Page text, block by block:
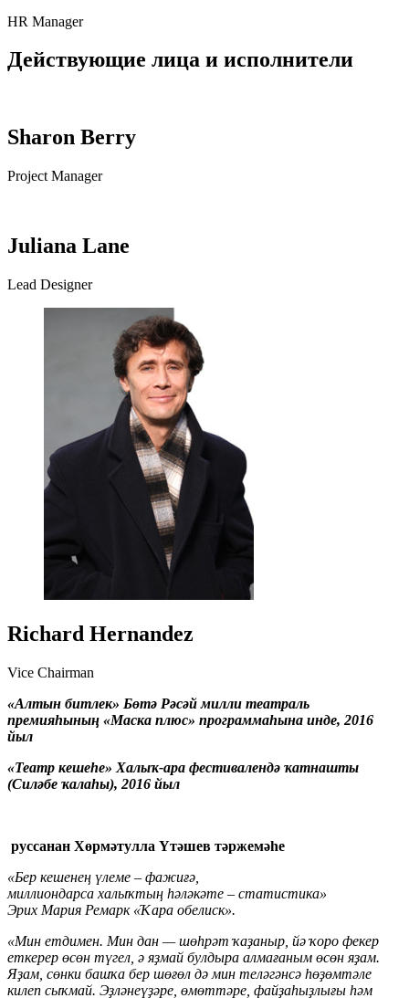
HR Manager
Действующие лица и исполнители
Sharon Berry
Project Manager
Juliana Lane
Lead Designer
Richard Hernandez
Vice Chairman
«Алтын битлек» Бөтә Рәсәй милли театраль
премияһының «Маска плюс» программаһына инде, 2016
йыл
«Театр кешеһе» Халыҡ-ара фестивалендә ҡатнашты
(Силәбе ҡалаһы), 2016 йыл
руссанан Хөрмәтулла Үтәшев тәржемәһе
«Бер кешенең үлеме – фажиғә,
миллиондарса халыҡтың һәләкәте – статистика»
Эрих Мария Ремарк «Ҡара обелиск».
«Мин етдимен. Мин дан — шөһрәт ҡаҙаныр, йә ҡоро фекер
еткерер өсөн түгел, ә яҙмай булдыра алмағаным өсөн яҙам.
Яҙам, сөнки башҡа бер шөғөл дә мин теләгәнсә һөҙөмтәле
килеп сыҡмай. Эҙләнеүҙәре, өмөттәре, файҙаһыҙлығы һәм